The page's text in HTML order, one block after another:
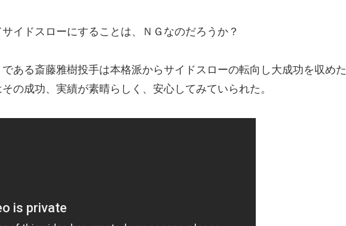
イドスローにすることは、ＮＧなのだろうか？
ある斎藤雅樹投手は本格派からサイドスローの転向し大成功を収めた
の成功、実績が素晴らしく、安心してみていられた。